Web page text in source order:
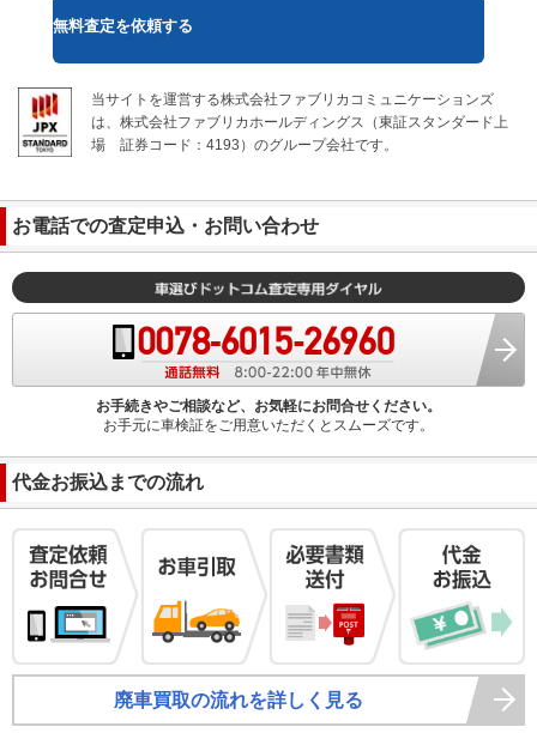
無料査定を依頼する
当サイトを運営する株式会社ファブリカコミュニケーションズ
は、株式会社ファブリカホールディングス（東証スタンダード上
場
証券コード：4193）のグループ会社です。
お電話での査定申込・お問い合わせ
お手続きやご相談など、お気軽にお問合せください。
お手元に車検証をご用意いただくとスムーズです。
代金お振込までの流れ
廃車買取の流れを詳しく見る